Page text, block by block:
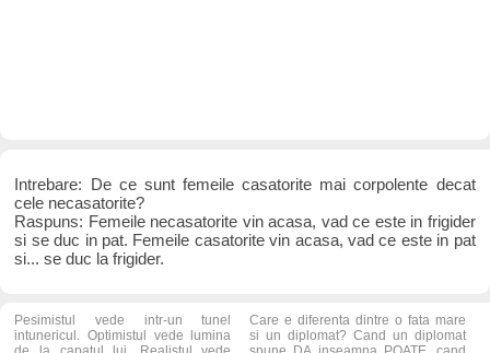
Intrebare: De ce sunt femeile casatorite mai corpolente decat
cele necasatorite?
Raspuns: Femeile necasatorite vin acasa, vad ce este in frigider
si se duc in pat. Femeile casatorite vin acasa, vad ce este in pat
si... se duc la frigider.
Pesimistul vede intr-un tunel
intunericul. Optimistul vede lumina
Care e diferenta dintre o fata mare
si un diplomat? Cand un diplomat